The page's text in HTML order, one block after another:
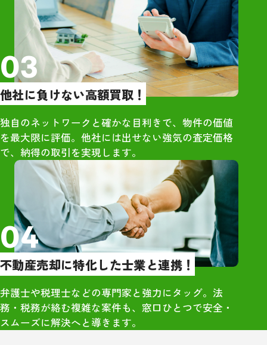
【所感】
・社員の方々は
さん明るい雰囲
りました。単な
はなく、人とし
くれているの
・市原さん自身
で、当時の同
できる人柄でし
さや気遣いが、
囲気づくりにも
と感じました。
・久しぶりに
高校時代のこと
くれており、相
象的でした。大
のつながりから
感」を強く実感
03
他社に負けない高額買取！
独自のネットワークと確かな目利きで、物件の価値
を最大限に評価。他社には出せない強気の査定価格
で、納得の取引を実現します。
04
不動産売却に特化した士業と連携！
弁護士や税理士などの専門家と強力にタッグ。法
務・税務が絡む複雑な案件も、窓口ひとつで安全・
スムーズに解決へと導きます。